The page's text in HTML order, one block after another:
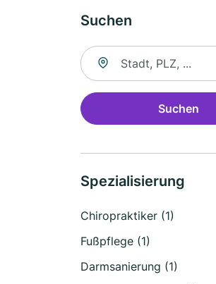
Suchen
Suche nach Ort
Suchen
Spezialisierung
Chiropraktiker (1)
Fußpflege (1)
Darmsanierung (1)